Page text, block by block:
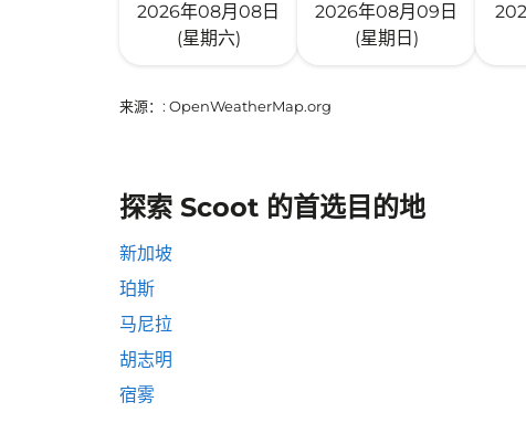
2026年08月08日
(星期六)
2026年08月09日
(星期日)
来源： : OpenWeatherMap.org
探索 Scoot 的首选目的地
新加坡
珀斯
马尼拉
胡志明
宿雾